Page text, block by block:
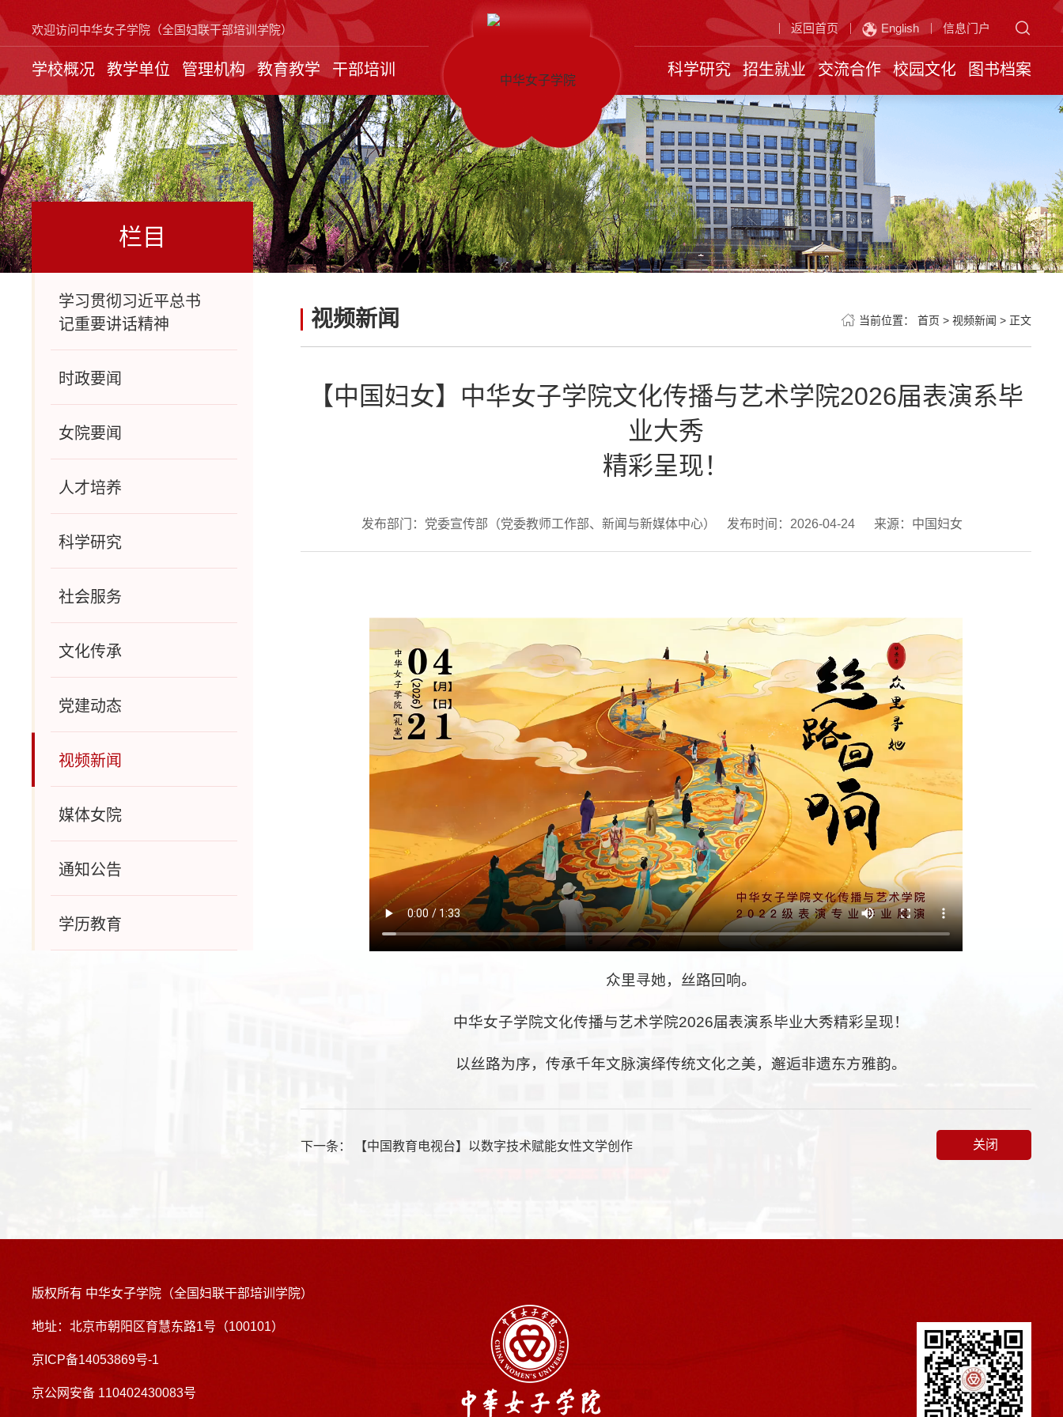
欢迎访问中华女子学院（全国妇联干部培训学院） 返回首页 English 信息门户
学校概况 教学单位 管理机构 教育教学 干部培训 科学研究 招生就业 交流合作 校园文化 图书档案
栏目
学习贯彻习近平总书
记重要讲话精神
时政要闻
女院要闻
人才培养
科学研究
社会服务
文化传承
党建动态
视频新闻
媒体女院
通知公告
学历教育
视频新闻 当前位置： 首页 > 视频新闻 > 正文
【中国妇女】中华女子学院文化传播与艺术学院2026届表演系毕
业大秀
精彩呈现！
发布部门：党委宣传部（党委教师工作部、新闻与新媒体中心） 发布时间：2026-04-24 来源：中国妇女
众里寻她，丝路回响。
中华女子学院文化传播与艺术学院2026届表演系毕业大秀精彩呈现！
以丝路为序，传承千年文脉演绎传统文化之美，邂逅非遗东方雅韵。
下一条： 【中国教育电视台】以数字技术赋能女性文学创作 关闭
版权所有 中华女子学院（全国妇联干部培训学院）
地址：北京市朝阳区育慧东路1号（100101）
京ICP备14053869号-1
京公网安备 110402430083号